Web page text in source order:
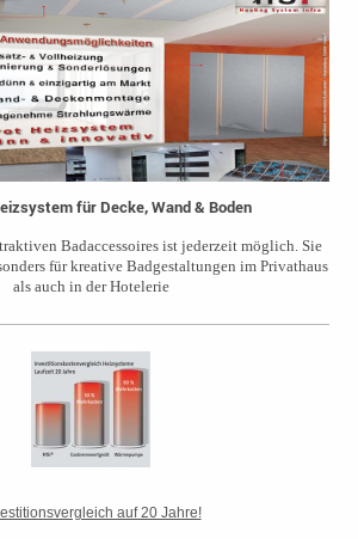
für Decke, Wand & Boden
Badaccessoires ist jederzeit möglich. Sie
für kreative Badgestaltungen im Privathaus
als auch in der Hotelerie
auf 20 Jahre!